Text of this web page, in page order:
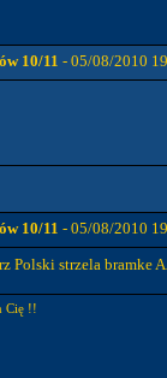
10/11 - 05/08/2010
10/11 - 05/08/2010
Polski strzela bramke
Cię !!